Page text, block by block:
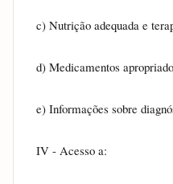
c) Nutrição adequada e
d) Medicamentos
e) Informações sobre
IV - Acesso a: